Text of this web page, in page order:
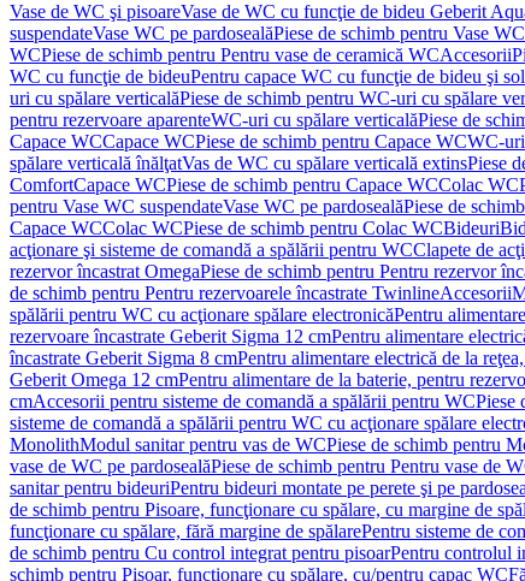
Vase de WC şi pisoareVase de WC cu funcţie de bideu Geberit
suspendateVase WC pe pardosealăPiese de schimb pentru Vase
WCPiese de schimb pentru Pentru vase de ceramică WCAccesorii
WC cu funcţie de bideuPentru capace WC cu funcţie de bideu şi
uri cu spălare verticalăPiese de schimb pentru WC-uri cu spălare
pentru rezervoare aparenteWC-uri cu spălare verticalăPiese de
Capace WCCapace WCPiese de schimb pentru Capace WCWC-
spălare verticală înălţatVas de WC cu spălare verticală extinsPiese
ComfortCapace WCPiese de schimb pentru Capace WCColac WC
pentru Vase WC suspendateVase WC pe pardosealăPiese de
Capace WCColac WCPiese de schimb pentru Colac WCBideuri
acţionare şi sisteme de comandă a spălării pentru WCClapete de
rezervor încastrat OmegaPiese de schimb pentru Pentru rezervor
de schimb pentru Pentru rezervoarele încastrate TwinlineAccesorii
spălării pentru WC cu acţionare spălare electronicăPentru
rezervoare încastrate Geberit Sigma 12 cmPentru alimentare
încastrate Geberit Sigma 8 cmPentru alimentare electrică de la
Geberit Omega 12 cmPentru alimentare de la baterie, pentru
cmAccesorii pentru sisteme de comandă a spălării pentru WCPiese
sisteme de comandă a spălării pentru WC cu acţionare spălare
MonolithModul sanitar pentru vas de WCPiese de schimb pentru
vase de WC pe pardosealăPiese de schimb pentru Pentru vase de
sanitar pentru bideuriPentru bideuri montate pe perete şi pe
de schimb pentru Pisoare, funcţionare cu spălare, cu margine de
funcţionare cu spălare, fără margine de spălarePentru sisteme de
de schimb pentru Cu control integrat pentru pisoarPentru controlul
schimb pentru Pisoar, funcţionare cu spălare, cu/pentru capac WC